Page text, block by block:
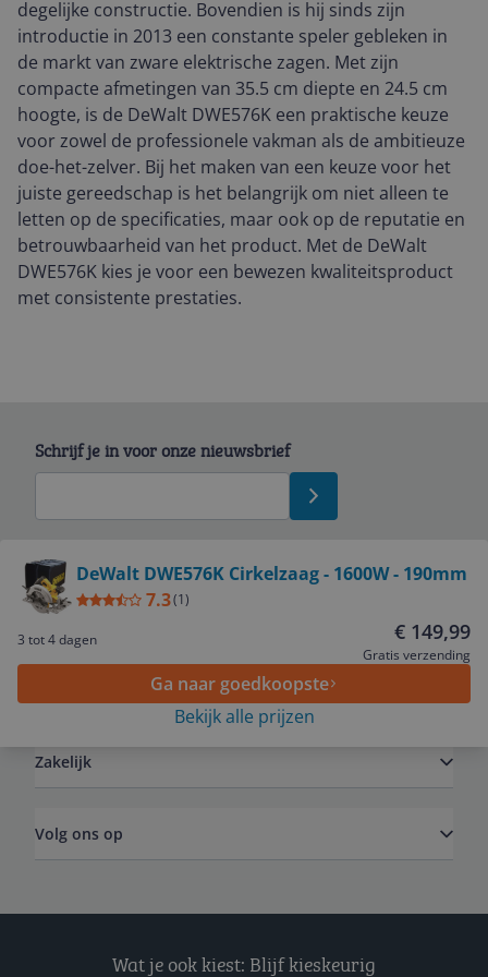
degelijke constructie. Bovendien is hij sinds zijn
introductie in 2013 een constante speler gebleken in
de markt van zware elektrische zagen. Met zijn
compacte afmetingen van 35.5 cm diepte en 24.5 cm
hoogte, is de DeWalt DWE576K een praktische keuze
voor zowel de professionele vakman als de ambitieuze
doe-het-zelver. Bij het maken van een keuze voor het
juiste gereedschap is het belangrijk om niet alleen te
letten op de specificaties, maar ook op de reputatie en
betrouwbaarheid van het product. Met de DeWalt
DWE576K kies je voor een bewezen kwaliteitsproduct
met consistente prestaties.
DeWalt DWE576K Cirkelzaag - 1600W - 190mm
7.3(1)
3 tot 4 dagen € 149,99
Gratis verzending
Ga naar goedkoopste
Bekijk alle prijzen
Schrijf je in voor onze nieuwsbrief
Service
Zakelijk
Volg ons op
Wat je ook kiest: Blijf kieskeurig